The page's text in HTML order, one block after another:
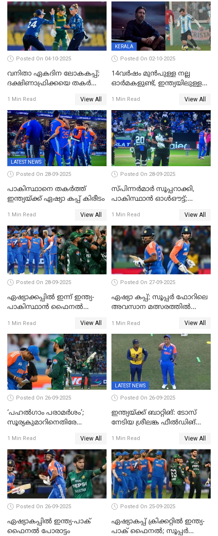
Posted On 04-10-2025
വനിതാ ഏകദിന ലോകകപ്പ്;
ദക്ഷിണാഫ്രിക്കയെ തകർത്ത്
1 Min Read View All
KERALA
Posted On 02-10-2025
14വർഷം മുൻപുള്ള നല്ല
ഓർമകളുണ്ട്, ഇന്ത്യയിലുള്ള
കാത്തിരിക്കുന്നു; വരവ്
സ്ഥിരീകരിച്ച് മെസി
1 Min Read View All
LATEST NEWS
Posted On 28-09-2025
പാകിസ്ഥാനെ തകർത്ത്
ഇന്ത്യയ്ക്ക് ഏഷ്യാ കപ്പ് കിരീടം
1 Min Read View All
Posted On 28-09-2025
സ്പിന്നർമാർ സൂപ്പറാക്കി,
പാകിസ്ഥാൻ ഓൾഔട്ട്;
വിജയലക്ഷ്യം, കുൽദീപിന് 4
വിക്കറ്റ്
1 Min Read View All
Posted On 28-09-2025
ഏഷ്യാക്കപ്പില്‍ ഇന്ന് ഇന്ത്യ-
പാകിസ്ഥാന്‍ ഫൈനല്‍
1 Min Read View All
Posted On 27-09-2025
ഏഷ്യാ കപ്പ്; സൂപ്പർ ഫോറിലെ
അവസാന മത്സരത്തിൽ
1 Min Read View All
Posted On 26-09-2025
‘പഹൽഗാം പരാമർശം’;
സൂര്യകുമാറിനെതിരേ
ഹാരിസ് റൗഫിനും പിഴ ശിക്ഷ
1 Min Read View All
LATEST NEWS
Posted On 26-09-2025
ഇന്ത്യയ്ക്ക് ബാറ്റിങ്: ടോസ്
നേടിയ ശ്രീലങ്ക ഫീൽഡിങ്
1 Min Read View All
Posted On 26-09-2025
ഏഷ്യാകപ്പില്‍ ഇന്ത്യ-പാക്
ഫൈനല്‍ പോരാട്ടം
Posted On 25-09-2025
ഏഷ്യാകപ്പ് ക്രിക്കറ്റിൽ ഇന്ത്യ-
പാക് ഫൈനല്‍; സൂപ്പർ